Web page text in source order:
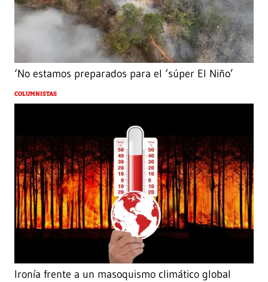
‘No estamos preparados para el ‘súper El Niño’
COLUMNISTAS
Ironía frente a un masoquismo climático global